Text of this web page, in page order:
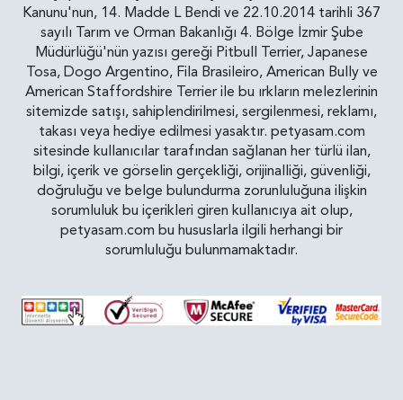
Kanunu'nun, 14. Madde L Bendi ve 22.10.2014 tarihli 367
sayılı Tarım ve Orman Bakanlığı 4. Bölge İzmir Şube
Müdürlüğü'nün yazısı gereği Pitbull Terrier, Japanese
Tosa, Dogo Argentino, Fila Brasileiro, American Bully ve
American Staffordshire Terrier ile bu ırkların melezlerinin
sitemizde satışı, sahiplendirilmesi, sergilenmesi, reklamı,
takası veya hediye edilmesi yasaktır. petyasam.com
sitesinde kullanıcılar tarafından sağlanan her türlü ilan,
bilgi, içerik ve görselin gerçekliği, orijinalliği, güvenliği,
doğruluğu ve belge bulundurma zorunluluğuna ilişkin
sorumluluk bu içerikleri giren kullanıcıya ait olup,
petyasam.com bu hususlarla ilgili herhangi bir
sorumluluğu bulunmamaktadır.